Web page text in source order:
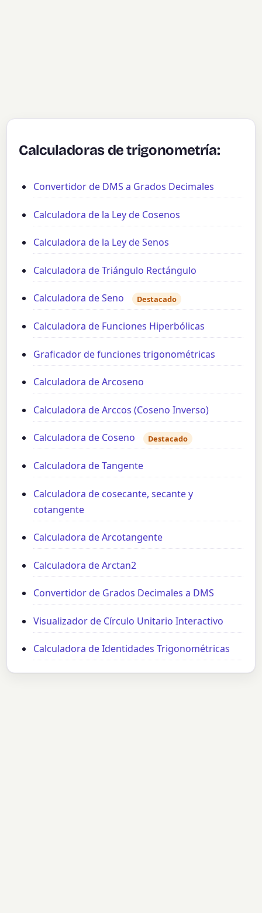
Calculadoras de trigonometría:
Convertidor de DMS a Grados Decimales
Calculadora de la Ley de Cosenos
Calculadora de la Ley de Senos
Calculadora de Triángulo Rectángulo
Calculadora de Seno Destacado
Calculadora de Funciones Hiperbólicas
Graficador de funciones trigonométricas
Calculadora de Arcoseno
Calculadora de Arccos (Coseno Inverso)
Calculadora de Coseno Destacado
Calculadora de Tangente
Calculadora de cosecante, secante y
cotangente
Calculadora de Arcotangente
Calculadora de Arctan2
Convertidor de Grados Decimales a DMS
Visualizador de Círculo Unitario Interactivo
Calculadora de Identidades Trigonométricas